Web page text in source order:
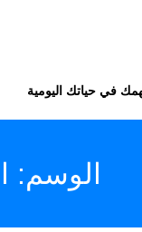
في حياتك اليومية
الوسم: